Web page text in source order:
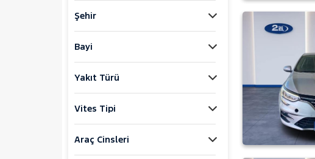
ISUZU
Iveco
KIA
LANCIA
Şehir
Bayi
Yakıt Türü
Vites Tipi
Araç Cinsleri